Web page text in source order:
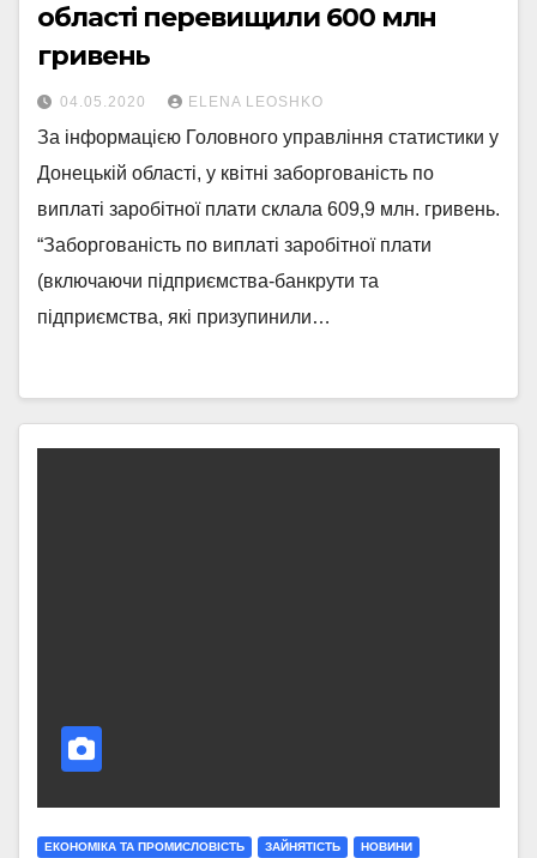
області перевищили 600 млн
гривень
04.05.2020 ELENA LEOSHKO
За інформацією Головного управління статистики у
Донецькій області, у квітні заборгованість по
виплаті заробітної плати склала 609,9 млн. гривень.
“Заборгованість по виплаті заробітної плати
(включаючи підприємства-банкрути та
підприємства, які призупинили…
ЕКОНОМІКА ТА ПРОМИСЛОВІСТЬ ЗАЙНЯТІСТЬ НОВИНИ